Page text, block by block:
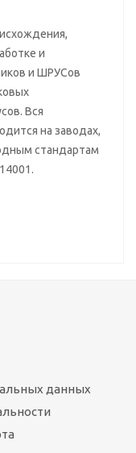
и
и ШРУСов
Вся
на заводах,
стандартам
данных